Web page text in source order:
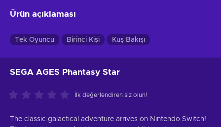
Ürün açıklaması
Tek Oyuncu Birinci Kişi Kuş Bakışı
SEGA AGES Phantasy Star
İlk değerlendiren siz olun!
The classic galactical adventure arrives on Nintendo Switch!